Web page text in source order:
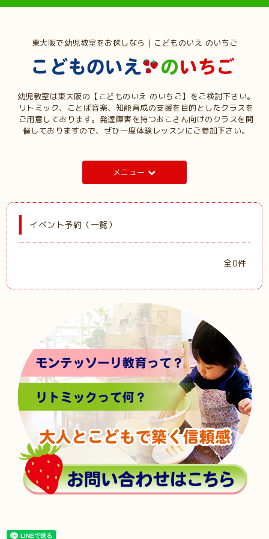
東大阪で幼児教室をお探しなら | こどものいえ のいちご
幼児教室は東大阪の【こどものいえ のいちご】をご検討下さい。
リトミック、ことば音楽、知能育成の支援を目的としたクラスを
ご用意しております。発達障害を持つおこさん向けのクラスを開
催しておりますので、ぜひ一度体験レッスンにご参加下さい。
メニュー
イベント予約（一覧）
全0件